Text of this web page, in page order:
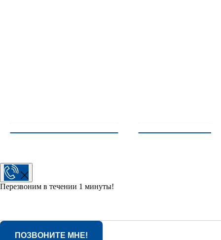
Перезвоним в течении 1 минуты!
ПОЗВОНИТЕ МНЕ!